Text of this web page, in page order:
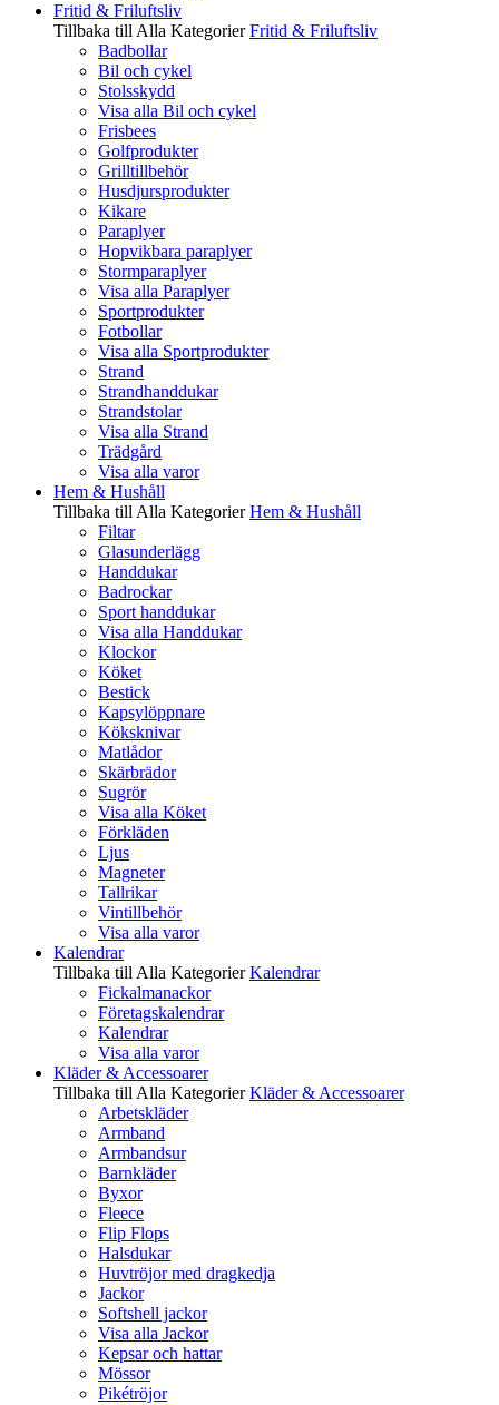
Fritid & Friluftsliv
Tillbaka till Alla Kategorier Fritid & Friluftsliv
Badbollar
Bil och cykel
Stolsskydd
Visa alla Bil och cykel
Frisbees
Golfprodukter
Grilltillbehör
Husdjursprodukter
Kikare
Paraplyer
Hopvikbara paraplyer
Stormparaplyer
Visa alla Paraplyer
Sportprodukter
Fotbollar
Visa alla Sportprodukter
Strand
Strandhanddukar
Strandstolar
Visa alla Strand
Trädgård
Visa alla varor
Hem & Hushåll
Tillbaka till Alla Kategorier Hem & Hushåll
Filtar
Glasunderlägg
Handdukar
Badrockar
Sport handdukar
Visa alla Handdukar
Klockor
Köket
Bestick
Kapsylöppnare
Köksknivar
Matlådor
Skärbrädor
Sugrör
Visa alla Köket
Förkläden
Ljus
Magneter
Tallrikar
Vintillbehör
Visa alla varor
Kalendrar
Tillbaka till Alla Kategorier Kalendrar
Fickalmanackor
Företagskalendrar
Kalendrar
Visa alla varor
Kläder & Accessoarer
Tillbaka till Alla Kategorier Kläder & Accessoarer
Arbetskläder
Armband
Armbandsur
Barnkläder
Byxor
Fleece
Flip Flops
Halsdukar
Huvtröjor med dragkedja
Jackor
Softshell jackor
Visa alla Jackor
Kepsar och hattar
Mössor
Pikétröjor